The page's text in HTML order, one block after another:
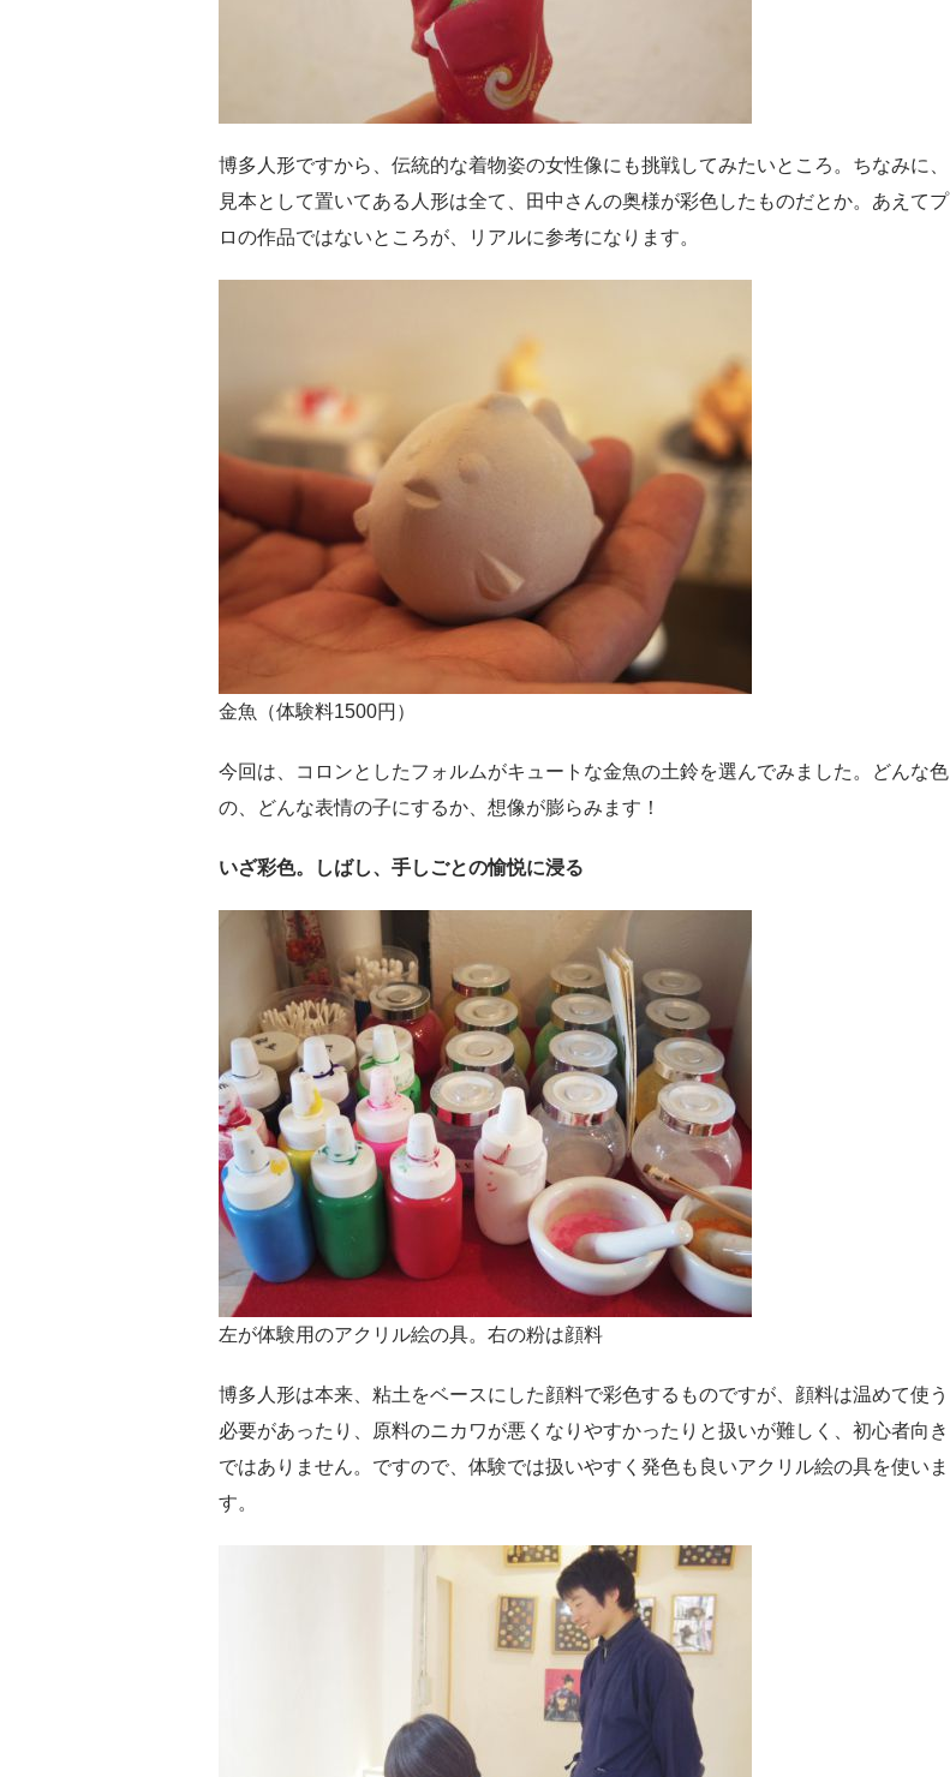
博多人形ですから、伝統的な着物姿の女性像にも挑戦してみたいところ。ちなみに、
見本として置いてある人形は全て、田中さんの奥様が彩色したものだとか。あえてプ
ロの作品ではないところが、リアルに参考になります。
金魚（体験料1500円）
今回は、コロンとしたフォルムがキュートな金魚の土鈴を選んでみました。どんな色
の、どんな表情の子にするか、想像が膨らみます！
いざ彩色。しばし、手しごとの愉悦に浸る
左が体験用のアクリル絵の具。右の粉は顔料
博多人形は本来、粘土をベースにした顔料で彩色するものですが、顔料は温めて使う
必要があったり、原料のニカワが悪くなりやすかったりと扱いが難しく、初心者向き
ではありません。ですので、体験では扱いやすく発色も良いアクリル絵の具を使いま
す。